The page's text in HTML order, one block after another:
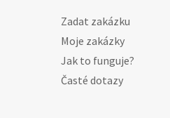
Zadat zakázku
Moje zakázky
Jak to funguje?
Časté dotazy